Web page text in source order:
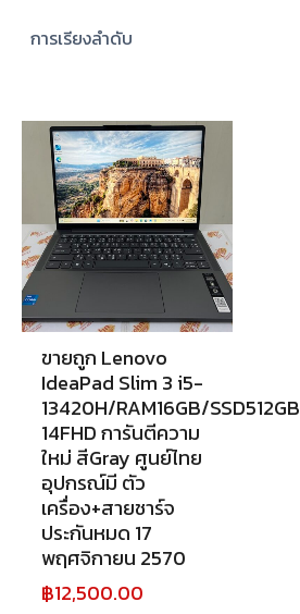
ขายถูก Lenovo
IdeaPad Slim 3 i5-
13420H/RAM16GB/SSD512GB
14FHD การันตีความ
ใหม่ สีGray ศูนย์ไทย
อุปกรณ์มี ตัว
เครื่อง+สายชาร์จ
ประกันหมด 17
พฤศจิกายน 2570
฿12,500.00